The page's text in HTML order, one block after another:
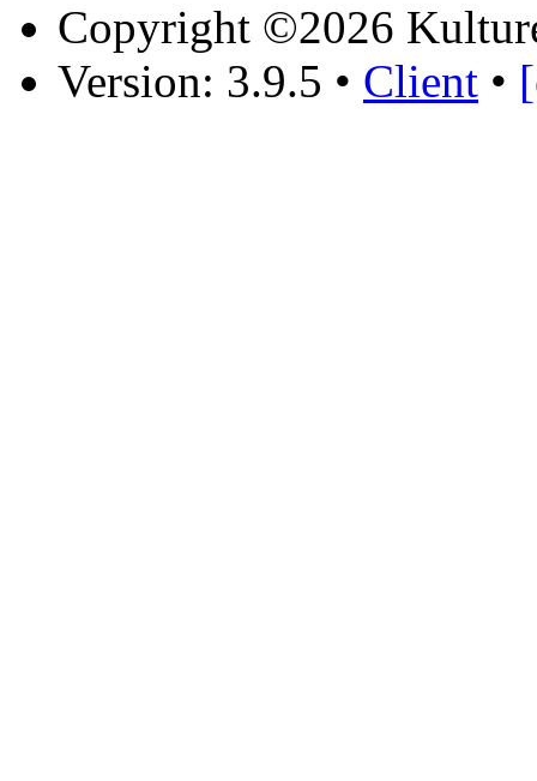
Copyright ©2026
Version: 3.9.5 • Client •